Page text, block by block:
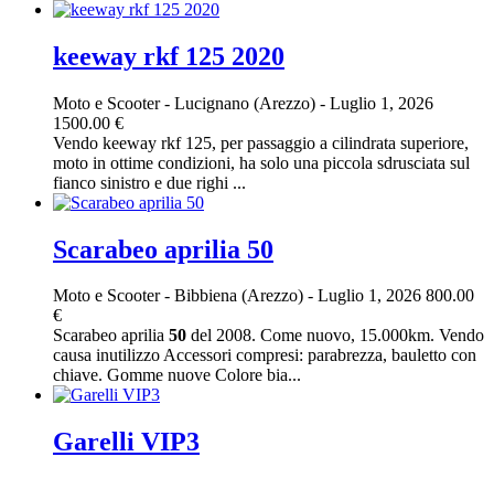
keeway rkf 125 2020
Moto e Scooter- Lucignano (Arezzo) - Luglio 1, 2026
1500.00 €
Vendo keeway rkf 125, per passaggio a cilindrata superiore,
moto in ottime condizioni, ha solo una piccola sdrusciata sul
fianco sinistro e due righi ...
Scarabeo aprilia 50
Moto e Scooter- Bibbiena (Arezzo) - Luglio 1, 2026 800.00
€
Scarabeo aprilia 50 del 2008. Come nuovo, 15.000km. Vendo
causa inutilizzo Accessori compresi: parabrezza, bauletto con
chiave. Gomme nuove Colore bia...
Garelli VIP3